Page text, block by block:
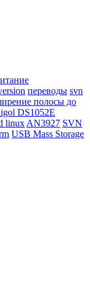
переводы svn
полосы до
DS1052E
linuxAN3927 SVN
USB Mass Storage